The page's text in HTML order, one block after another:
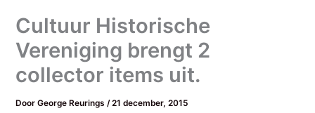
Cultuur Historische
Vereniging brengt 2
collector items uit.
DoorGeorge Reurings /21 december, 2015